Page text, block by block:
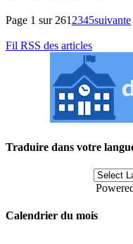
Page 1 sur 261 2345suivante
Fil RSS des articles
Traduire dans votre
Calendrier du mois